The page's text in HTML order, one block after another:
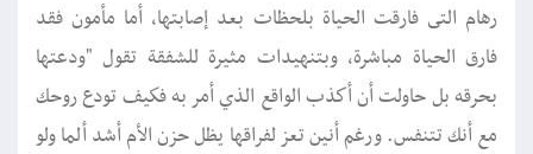
رهام التى فارقت الحياة بلحظات بعد إصابتها، أما مأمون فقد
فارق الحياة مباشرة، وبتنهيدات مثيرة للشفقة تقول "ودعتها
بحرقه بل حاولت أن أكذب الواقع الذي أمر به فكيف تودع روحك
مع أنك تتنفس. ورغم أنين تعز لفراقها يظل حزن الأم أشد ألما ولو